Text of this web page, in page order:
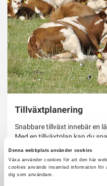
Denna webbplats använder cookies
Växa använder cookies för att den här
cookies används insamlad information
dig som användare.
Tillväxtplanering
Snabbare tillväxt innebär en
Med en tillväxtplan kan du
och förbättra djurhälsan.